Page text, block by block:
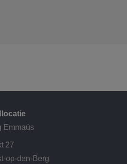
Emmaüs
27
op-den-Berg